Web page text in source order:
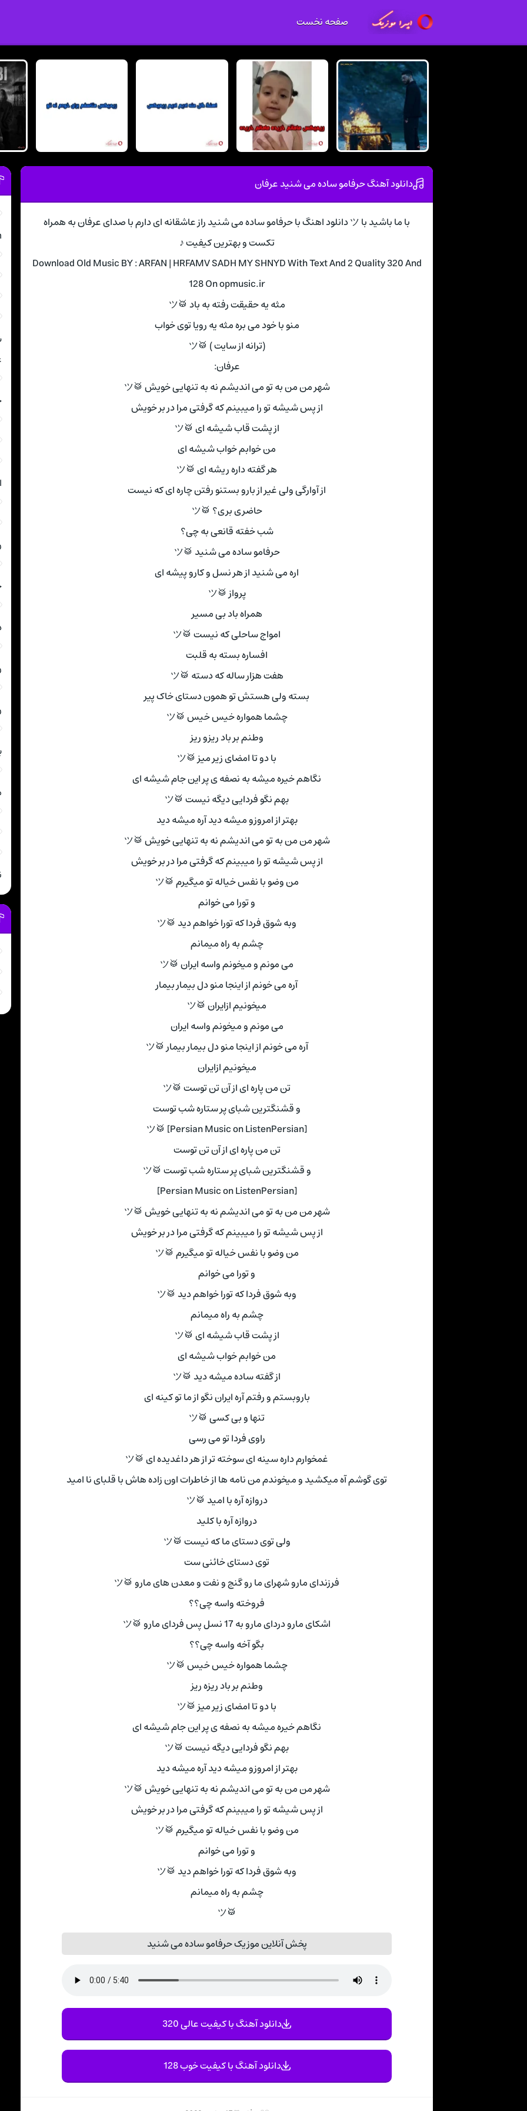
صفحه نخست
دانلود آهنگ حرفامو ساده می شنید عرفان
با ما باشید با ツ دانلود اهنگ با حرفامو ساده می شنید راز عاشقانه ای دارم با صدای عرفان به همراه
تکست و بهترین کیفیت ♪
Download Old Music BY : ARFAN | HRFAMV SADH MY SHNYD With Text And 2 Quality 320 And
128 On opmusic.ir
مثه یه حقیقت رفته به باد 🥁ツ
منو با خود می بره مثه یه رویا توی خواب
(ترانه از سایت ) 🥁ツ
عرفان:
شهر من من به تو می اندیشم نه به تنهایی خویش 🥁ツ
از پس شیشه تو را میبینم که گرفتی مرا در بر خویش
از پشت قاب شیشه ای 🥁ツ
من خوابم خواب شیشه ای
هر گفته داره ریشه ای 🥁ツ
از آوارگی ولی غیر از بارو بستنو رفتن چاره ای که نیست
حاضری بری؟ 🥁ツ
شب خفته قانعی به چی؟
حرفامو ساده می شنید 🥁ツ
اره می شنید از هر نسل و کارو پیشه ای
پرواز 🥁ツ
همراه باد بی مسیر
امواج ساحلی که نیست 🥁ツ
افساره بسته به قلبت
هفت هزار ساله که دسته 🥁ツ
بسته ولی هستش تو همون دستای خاک پیر
چشما همواره خیس خیس 🥁ツ
وطنم بر باد ریزو ریز
با دو تا امضای زیر میز 🥁ツ
نگاهم خیره میشه به نصفه ی پر این جام شیشه ای
بهم نگو فردایی دیگه نیست 🥁ツ
بهتر از امروزو میشه دید آره میشه دید
شهر من من به تو می اندیشم نه به تنهایی خویش 🥁ツ
از پس شیشه تو را میبینم که گرفتی مرا در بر خویش
من وضو با نفس خیاله تو میگیرم 🥁ツ
و تورا می خوانم
وبه شوق فردا که تورا خواهم دید 🥁ツ
چشم به راه میمانم
می مونم و میخونم واسه ایران 🥁ツ
آره می خونم از اینجا منو دل بیمار بیمار
میخونیم ازایران 🥁ツ
می مونم و میخونم واسه ایران
آره می خونم از اینجا منو دل بیمار بیمار 🥁ツ
میخونیم ازایران
تن من پاره ای از آن تن توست 🥁ツ
و قشنگترین شبای پر ستاره شب توست
[Persian Music on ListenPersian] 🥁ツ
تن من پاره ای از آن تن توست
و قشنگترین شبای پر ستاره شب توست 🥁ツ
[Persian Music on ListenPersian]
شهر من من به تو می اندیشم نه به تنهایی خویش 🥁ツ
از پس شیشه تو را میبینم که گرفتی مرا در بر خویش
من وضو با نفس خیاله تو میگیرم 🥁ツ
و تورا می خوانم
وبه شوق فردا که تورا خواهم دید 🥁ツ
چشم به راه میمانم
از پشت قاب شیشه ای 🥁ツ
من خوابم خواب شیشه ای
از گفته ساده میشه دید 🥁ツ
باروبستم و رفتم آره ایران نگو از ما تو کینه ای
تنها و بی کسی 🥁ツ
راوی فردا تو می رسی
غمخوارم داره سینه ای سوخته تر از هر داغدیده ای 🥁ツ
توی گوشم آه میکشید و میخوندم من نامه ها از خاطرات اون زاده هاش با قلبای نا امید
دروازه آره با امید 🥁ツ
دروازه آره با کلید
ولی توی دستای ما که نیست 🥁ツ
توی دستای خائنی ست
فرزندای مارو شهرای ما رو گنج و نفت و معدن های مارو 🥁ツ
فروخته واسه چی؟؟
اشکای مارو دردای مارو به 17 نسل پس فردای مارو 🥁ツ
بگو آخه واسه چی؟؟
چشما همواره خیس خیس 🥁ツ
وطنم بر باد ریزه ریز
با دو تا امضای زیر میز 🥁ツ
نگاهم خیره میشه به نصفه ی پر این جام شیشه ای
بهم نگو فردایی دیگه نیست 🥁ツ
بهتر از امروزو میشه دید آره میشه دید
شهر من من به تو می اندیشم نه به تنهایی خویش 🥁ツ
از پس شیشه تو را میبینم که گرفتی مرا در بر خویش
من وضو با نفس خیاله تو میگیرم 🥁ツ
و تورا می خوانم
وبه شوق فردا که تورا خواهم دید 🥁ツ
چشم به راه میمانم
🥁ツ
پخش آنلاین موزیک حرفامو ساده می شنید
دانلود آهنگ با کیفیت عالی 320
دانلود آهنگ با کیفیت خوب 128